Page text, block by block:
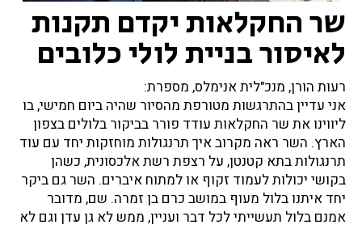
שר החקלאות יקדם תקנות
לאיסור בניית לולי כלובים
רעות הורן, מנכ"לית אנימלס, מספרת:
אני עדיין בהתרגשות מטורפת מהסיור שהיה ביום חמישי, בו
ליווינו את שר החקלאות עודד פורר בביקור בלולים בצפון
הארץ. השר ראה מקרוב איך תרנגולות מוחזקות יחד עם עוד
תרנגולות בתא קטנטן, על רצפת רשת אלכסונית, כשהן
בקושי יכולות לעמוד זקוף או למתוח איברים. השר גם ביקר
יחד איתנו בלול מעוף במושב כרם בן זמרה. שם, מדובר
אמנם בלול תעשייתי לכל דבר ועניין, ממש לא גן עדן וגם לא